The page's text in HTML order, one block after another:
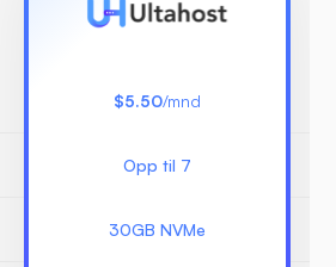
$5.50/mnd
Opp til 7
30GB NVMe